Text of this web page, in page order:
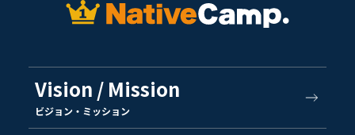
Vision / Mission
ビジョン・ミッション